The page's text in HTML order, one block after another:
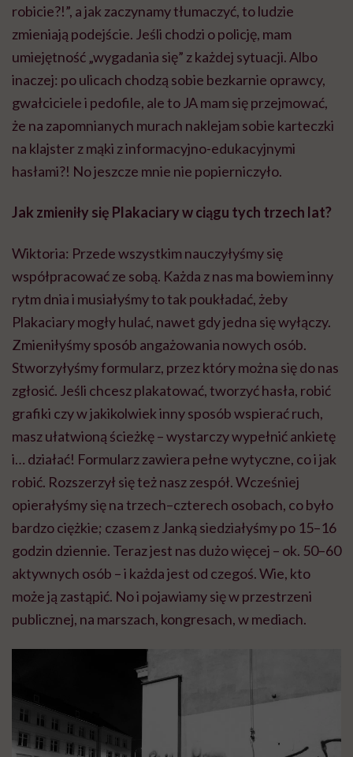
robicie?!”, a jak zaczynamy tłumaczyć, to ludzie
zmieniają podejście. Jeśli chodzi o policję, mam
umiejętność „wygadania się” z każdej sytuacji. Albo
inaczej: po ulicach chodzą sobie bezkarnie oprawcy,
gwałciciele i pedofile, ale to JAmam się przejmować,
że na zapomnianych murach naklejam sobie karteczki
na klajster z mąki zinformacyjno-edukacyjnymi
hasłami?! No jeszcze mnie nie popierniczyło.
Jak zmieniły się Plakaciaryw ciągu tych trzech lat?
Wiktoria: Przede wszystkim nauczyłyśmy się
współpracować ze sobą. Każda z nas ma bowiem inny
rytm dnia i musiałyśmy to tak poukładać, żeby
Plakaciarymogły hulać, nawet gdy jedna się wyłączy.
Zmieniłyśmy sposób angażowania nowych osób.
Stworzyłyśmy formularz, przez który można się do nas
zgłosić. Jeśli chcesz plakatować, tworzyć hasła, robić
grafiki czy w jakikolwiek inny sposób wspierać ruch,
masz ułatwioną ścieżkę – wystarczy wypełnić ankietę
i… działać! Formularz zawiera pełne wytyczne, co i jak
robić. Rozszerzył się też nasz zespół. Wcześniej
opierałyśmy się na trzech–czterech osobach, co było
bardzo ciężkie; czasem z Janką siedziałyśmy po 15–16
godzin dziennie. Teraz jest nas dużo więcej – ok. 50–60
aktywnych osób – i każda jest od czegoś. Wie, kto
może ją zastąpić. No i pojawiamy się w przestrzeni
publicznej, na marszach, kongresach, w mediach.